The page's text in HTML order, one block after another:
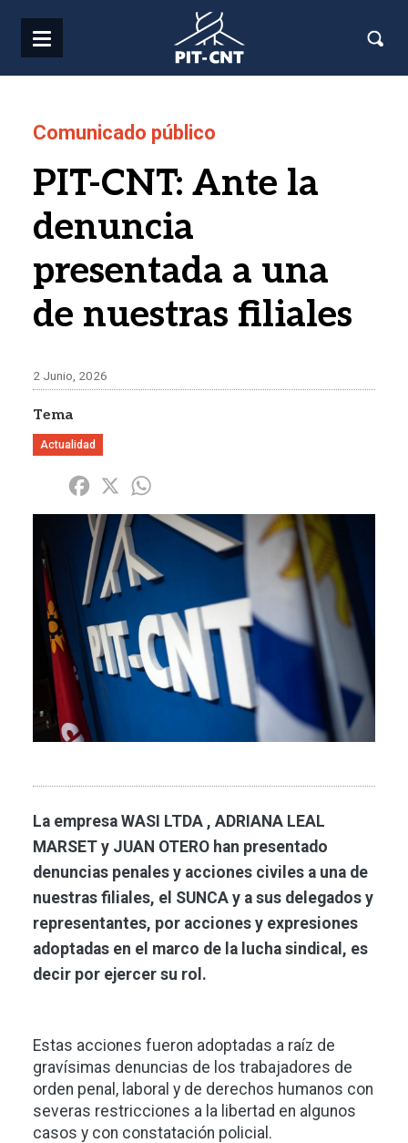
Comunicado público
PIT-CNT: Ante la
denuncia
presentada a una
de nuestras filiales
2 Junio, 2026
Tema
Actualidad
Share Facebook
X
Imagen
La empresa WASI LTDA , ADRIANA LEAL
MARSET y JUAN OTERO han presentado
denuncias penales y acciones civiles a una de
nuestras filiales, el SUNCA y a sus delegados y
representantes, por acciones y expresiones
adoptadas en el marco de la lucha sindical, es
decir por ejercer su rol.
Estas acciones fueron adoptadas a raíz de
gravísimas denuncias de los trabajadores de
orden penal, laboral y de derechos humanos con
severas restricciones a la libertad en algunos
casos y con constatación policial.